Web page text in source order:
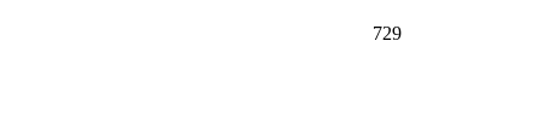
729